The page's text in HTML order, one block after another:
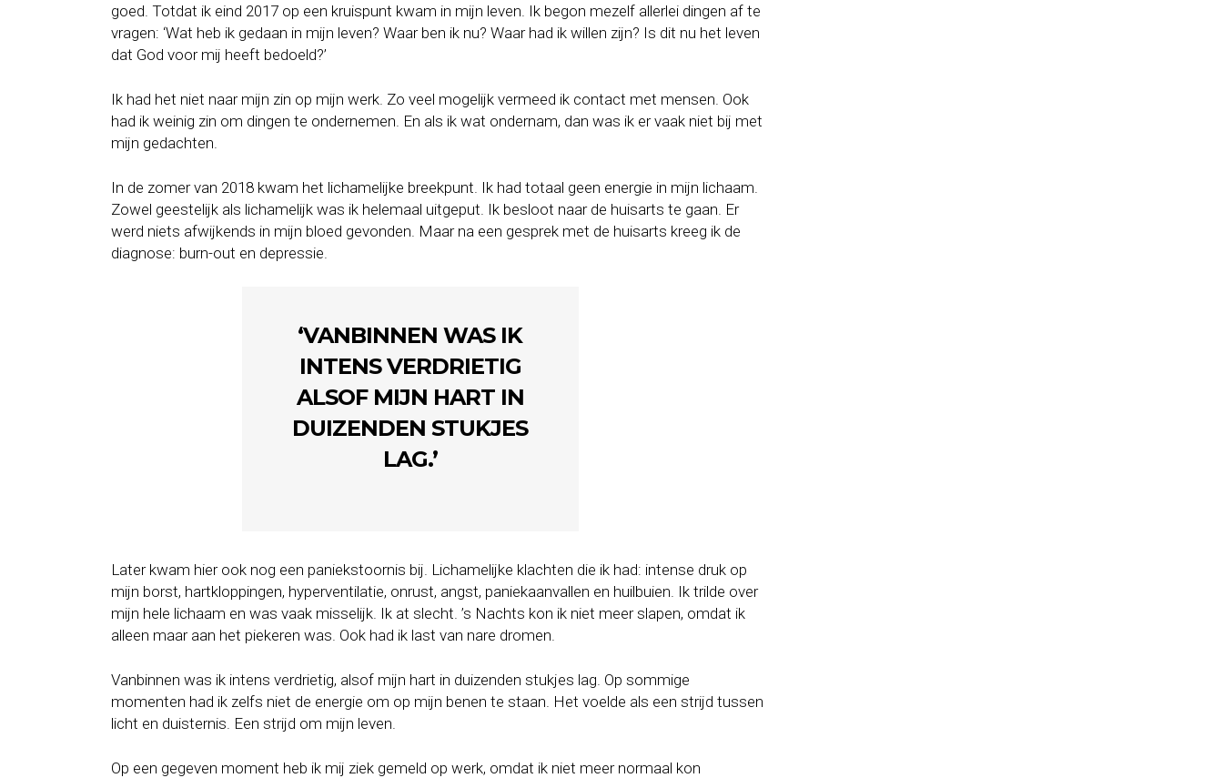
goed. Totdat ik eind 2017 op een kruispunt kwam in mijn leven. Ik begon mezelf allerlei dingen af te
vragen: ‘Wat heb ik gedaan in mijn leven? Waar ben ik nu? Waar had ik willen zijn? Is dit nu het leven
dat God voor mij heeft bedoeld?’
Ik had het niet naar mijn zin op mijn werk. Zo veel mogelijk vermeed ik contact met mensen. Ook
had ik weinig zin om dingen te ondernemen. En als ik wat ondernam, dan was ik er vaak niet bij met
mijn gedachten.
In de zomer van 2018 kwam het lichamelijke breekpunt. Ik had totaal geen energie in mijn lichaam.
Zowel geestelijk als lichamelijk was ik helemaal uitgeput. Ik besloot naar de huisarts te gaan. Er
werd niets afwijkends in mijn bloed gevonden. Maar na een gesprek met de huisarts kreeg ik de
diagnose: burn-out en depressie.
‘VANBINNEN WAS IK
INTENS VERDRIETIG
ALSOF MIJN HART IN
DUIZENDEN STUKJES
LAG.’
Later kwam hier ook nog een paniekstoornis bij. Lichamelijke klachten die ik had: intense druk op
mijn borst, hartkloppingen, hyperventilatie, onrust, angst, paniekaanvallen en huilbuien. Ik trilde over
mijn hele lichaam en was vaak misselijk. Ik at slecht. ’s Nachts kon ik niet meer slapen, omdat ik
alleen maar aan het piekeren was. Ook had ik last van nare dromen.
Vanbinnen was ik intens verdrietig, alsof mijn hart in duizenden stukjes lag. Op sommige
momenten had ik zelfs niet de energie om op mijn benen te staan. Het voelde als een strijd tussen
licht en duisternis. Een strijd om mijn leven.
Op een gegeven moment heb ik mij ziek gemeld op werk, omdat ik niet meer normaal kon